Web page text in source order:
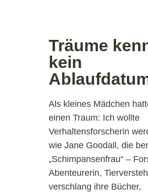
Träume
kein
Als kleines Mädchen
einen Traum: Ich wollte
Verhaltensforscherin
wie Jane Goodall, die
„Schimpansenfrau“ –
Abenteurerin,
verschlang ihre Bücher,